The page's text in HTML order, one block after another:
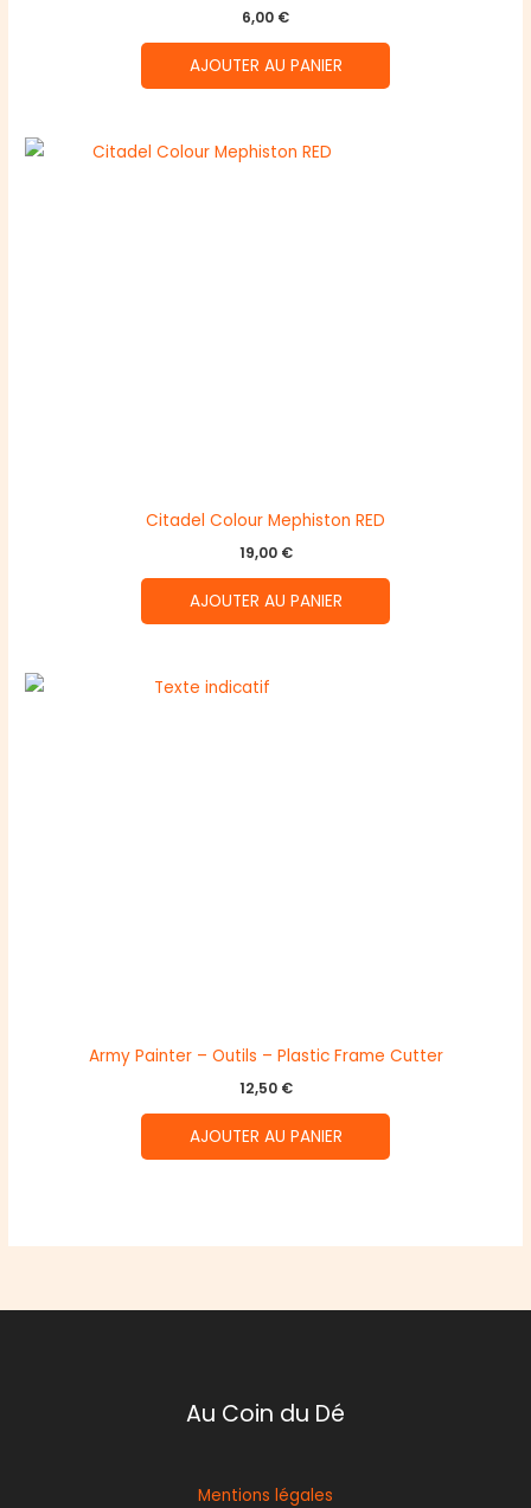
6,00 €
AJOUTER AU PANIER
Citadel Colour Mephiston RED
19,00 €
AJOUTER AU PANIER
Army Painter – Outils – Plastic Frame Cutter
12,50 €
AJOUTER AU PANIER
Au Coin du Dé
Mentions légales